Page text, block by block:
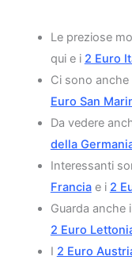
Le preziose
qui e i 2 Euro
Ci sono anche
Euro San
Da vedere
della
Interessanti
Franciae i 2
Guarda anche i
2 Euro
I 2 Euro